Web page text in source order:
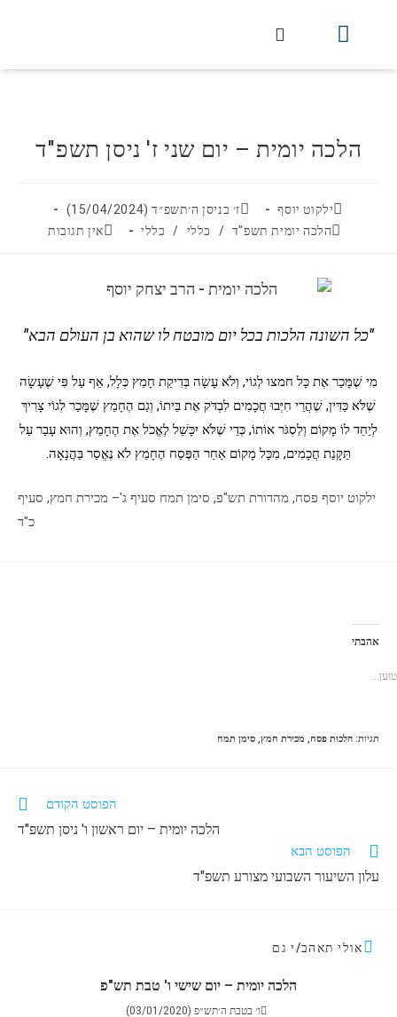
הלכה יומית – יום שני ז' ניסן תשפ"ד
ילקוט יוסף
ז׳ בניסן ה׳תשפ״ד (15/04/2024)
הלכה יומית תשפ"ד / כללי / כללי אין תגובות
"כל השונה הלכות בכל יום מובטח לו שהוא בן העולם הבא"
מִי שֶׁמָּכַר אֶת כָּל חמצו לְגוֹי, וְלֹא עָשָׂה בְּדִיקַת חָמֵץ כְּלָל, אַף עַל פִּי שֶׁעָשָׂה
שֶׁלֹּא כַּדִּין, שֶׁהֲרֵי חִיְּבוּ חֲכָמִים לִבְדֹּק אֶת בֵּיתוֹ, וְגַם הֶחָמֵץ שֶׁמָּכַר לְגוֹי צָרִיךְ
לְיַחֵד לוֹ מָקוֹם וְלִסְגֹּר אוֹתוֹ, כְּדֵי שֶׁלֹּא יִכָּשֵׁל לֶאֱכֹל אֶת הֶחָמֵץ, וְהוּא עָבַר עַל
תַּקָּנַת חֲכָמִים, מִכָּל מָקוֹם אַחַר הַפֶּסַח הֶחָמֵץ לֹא נֶאֱסַר בַּהֲנָאָה.
ילקוט יוסף פסח, מהדורת תש"פ, סימן תמח סעיף ג'– מכירת חמץ, סעיף
כ"ד
אהבתי
טוען...
תגיות: הלכות פסח, מכירת חמץ, סימן תמח
הפוסט הקודם
הלכה יומית – יום ראשון ו' ניסן תשפ"ד
הפוסט הבא
עלון השיעור השבועי מצורע תשפ"ד
אולי תאהב/י גם
הלכה יומית – יום שישי ו' טבת תש"פ
ו׳ בטבת ה׳תש״פ (03/01/2020)